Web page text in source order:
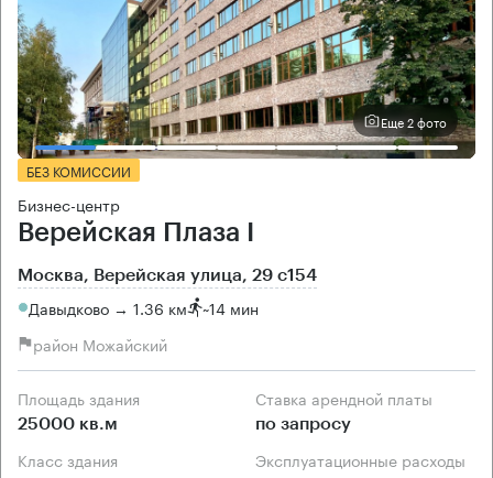
Еще 2 фото
БЕЗ КОМИССИИ
Бизнес-центр
Верейская Плаза I
Москва, Верейская улица, 29 с154
Давыдково → 1.36 км ~14 мин
район Можайский
Площадь здания
25000 кв.м
Ставка арендной платы
по запросу
Класс здания Эксплуатационные расходы